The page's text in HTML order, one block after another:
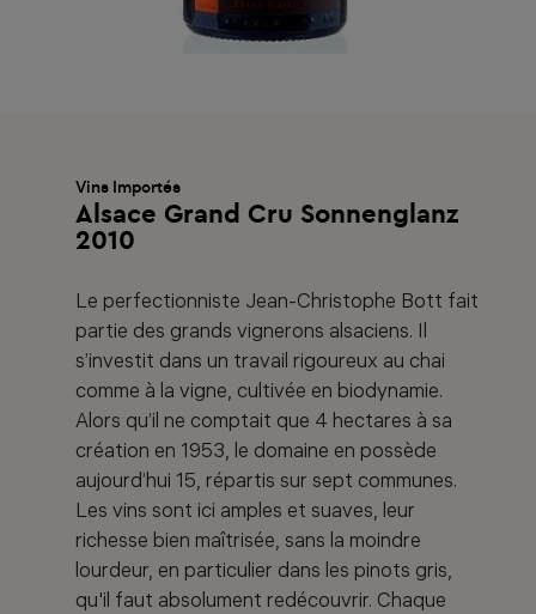
Vins Importés
Alsace Grand Cru Sonnenglanz
2010
Le perfectionniste Jean-Christophe Bott fait
partie des grands vignerons alsaciens. Il
s’investit dans un travail rigoureux au chai
comme à la vigne, cultivée en biodynamie.
Alors qu’il ne comptait que 4 hectares à sa
création en 1953, le domaine en possède
aujourd’hui 15, répartis sur sept communes.
Les vins sont ici amples et suaves, leur
richesse bien maîtrisée, sans la moindre
lourdeur, en particulier dans les pinots gris,
qu'il faut absolument redécouvrir. Chaque